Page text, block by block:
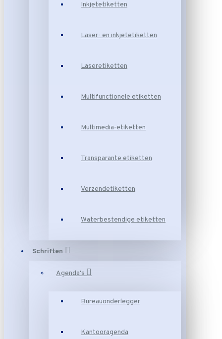
Inkjetetiketten
Laser- en inkjetetiketten
Laseretiketten
Multifunctionele etiketten
Multimedia-etiketten
Transparante etiketten
Verzendetiketten
Waterbestendige etiketten
Schriften
Agenda's
Bureauonderlegger
Kantooragenda